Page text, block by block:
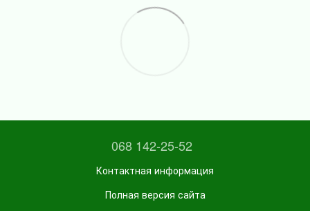
068 142-25-52
Контактная информация
Полная версия сайта